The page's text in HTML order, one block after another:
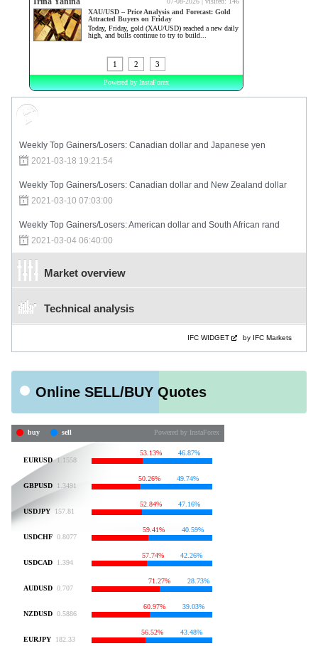
Weekly Top Gainers/Losers: Canadian dollar and Japanese yen
2021-03-18 19:21:54
Weekly Top Gainers/Losers: Canadian dollar and New Zealand dollar
2021-03-10 07:03:00
Weekly Top Gainers/Losers: American dollar and South African rand
2021-03-04 06:40:00
Market overview
Technical analysis
IFC WIDGET by IFC Markets
Online SELL/BUY Quotes